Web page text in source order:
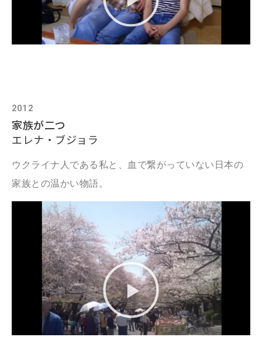
2012
家族が二つ
エレナ・ブジョラ
ウクライナ人である私と、血で繋がっていない日本の
家族との温かい物語。